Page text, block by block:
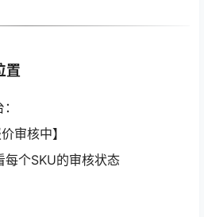
置
审核中】
每个SKU的审核状态